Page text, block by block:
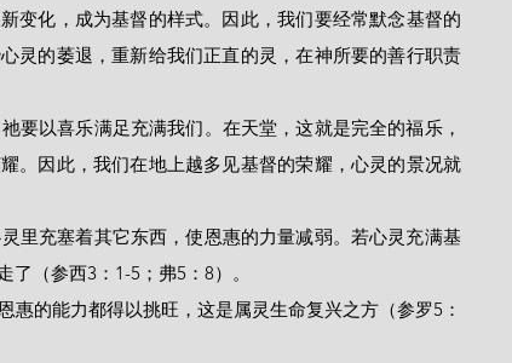
变化，成为基督的样式。因此，我们要经常默念基督的
灵的萎退，重新给我们正直的灵，在神所要的善行职责
。因此，我们在地上越多见基督的荣耀，心灵的景况就
（参西3：1-5；弗5：8）。